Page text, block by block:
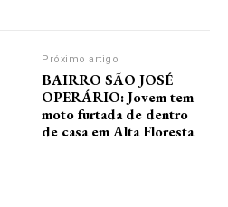
Próximo artigo
BAIRRO SÃO JOSÉ
OPERÁRIO: Jovem tem
moto furtada de dentro
de casa em Alta Floresta